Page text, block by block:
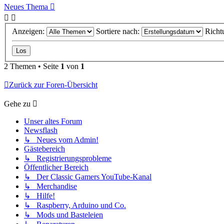
Neues Thema
Anzeigen: Sortiere nach:
2 Themen • Seite 1 von 1
Zurück zur Foren-Übersicht
Gehe zu
Unser altes Forum
Newsflash
↳ Neues vom Admin!
Gästebereich
↳ Registrierungsprobleme
Öffentlicher Bereich
↳ Der Classic Gamers YouTube-Kanal
↳ Merchandise
↳ Hilfe!
↳ Raspberry, Arduino und Co.
↳ Mods und Basteleien